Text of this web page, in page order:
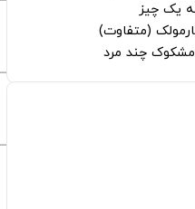
یک چیز
(متفاوت)
مشکوک چند مرد